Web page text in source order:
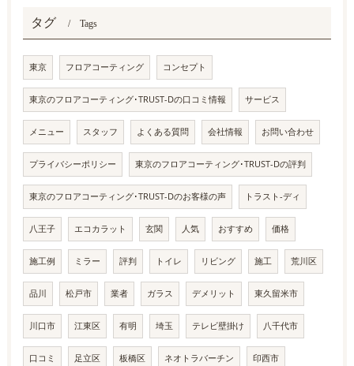
タグ Tags
東京 フロアコーティング コンセプト
東京のフロアコーティング･TRUST-Dの口コミ情報 サービス
メニュー スタッフ よくある質問 会社情報 お問い合わせ
プライバシーポリシー 東京のフロアコーティング･TRUST-Dの評判
東京のフロアコーティング･TRUST-Dのお客様の声 トラスト-ディ
八王子 エコカラット 玄関 人気 おすすめ 価格
施工例 ミラー 評判 トイレ リビング 施工 荒川区
品川 松戸市 業者 ガラス デメリット 東久留米市
川口市 江東区 有明 埼玉 テレビ壁掛け 八千代市
口コミ 足立区 板橋区 ネオトラバーチン 印西市